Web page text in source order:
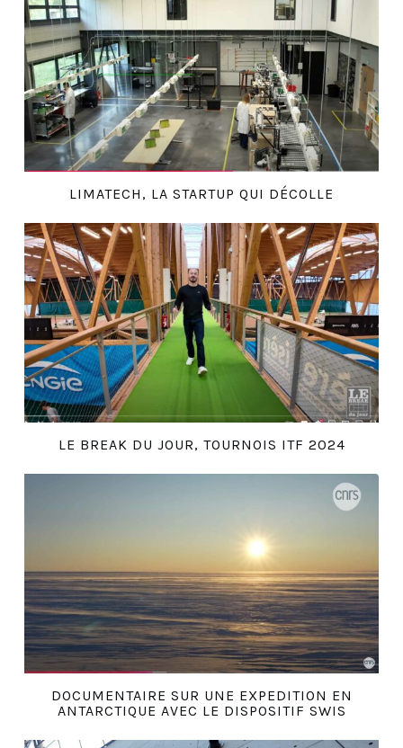
LIMATECH, LA STARTUP QUI DÉCOLLE
LE BREAK DU JOUR, TOURNOIS ITF 2024
DOCUMENTAIRE SUR UNE EXPEDITION EN
ANTARCTIQUE AVEC LE DISPOSITIF SWIS